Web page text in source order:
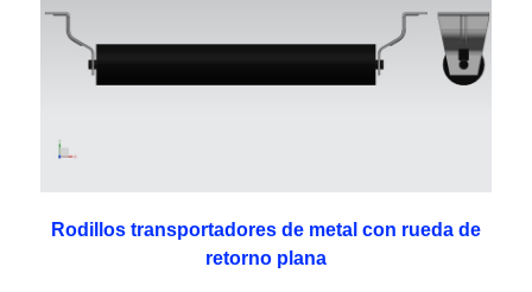
Rodillos transportadores de metal con rueda de
retorno plana